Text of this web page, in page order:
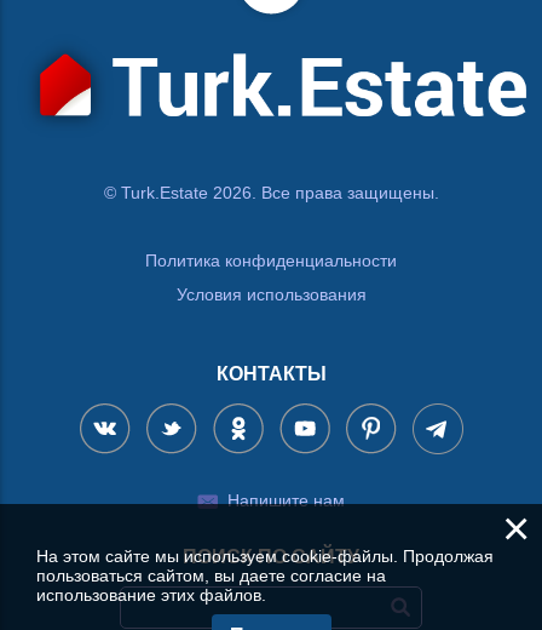
© Turk.Estate 2026. Все права защищены.
Политика конфиденциальности
Условия использования
КОНТАКТЫ
Напишите нам
ПОИСК ПО САЙТУ
×
На этом сайте мы используем cookie-файлы. Продолжая
пользоваться сайтом, вы даете согласие на
использование этих файлов.